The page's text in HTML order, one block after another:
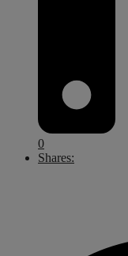
0
Shares: